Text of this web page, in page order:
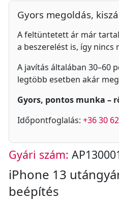
Gyors megoldás,
A feltüntetett ár már
a beszerelést is, így nincs
A javítás általában 30–60
legtöbb esetben akár
Gyors, pontos munka –
Időpontfoglalás: +36 30
Gyári szám:
iPhone 13
beépítés